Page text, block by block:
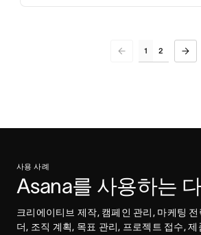
1 2
사용 사례
Asana를 사용하는
크리에이티브 제작, 캠페인 관리, 마케팅
더, 조직 계획, 목표 관리, 프로젝트 접수,